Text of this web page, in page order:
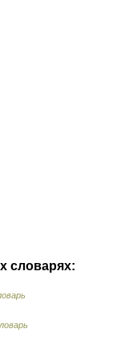
словарях: